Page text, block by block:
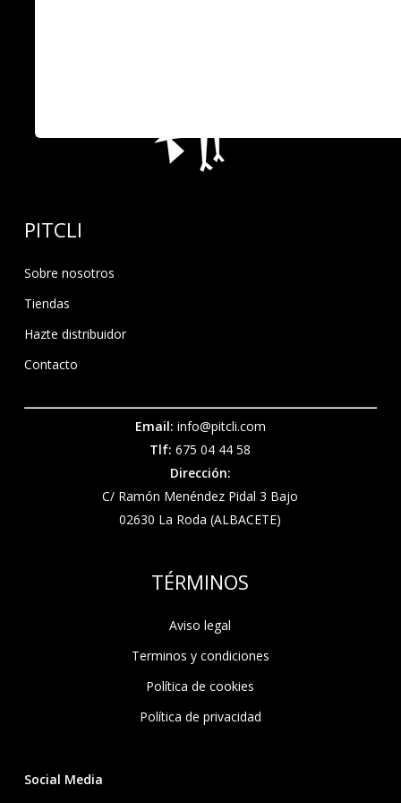
PITCLI
Sobre nosotros
Tiendas
Hazte distribuidor
Contacto
Email: info@pitcli.com
Tlf: 675 04 44 58
Dirección:
C/ Ramón Menéndez Pidal 3 Bajo
02630 La Roda (ALBACETE)
TÉRMINOS
Aviso legal
Terminos y condiciones
Política de cookies
Política de privacidad
Social Media